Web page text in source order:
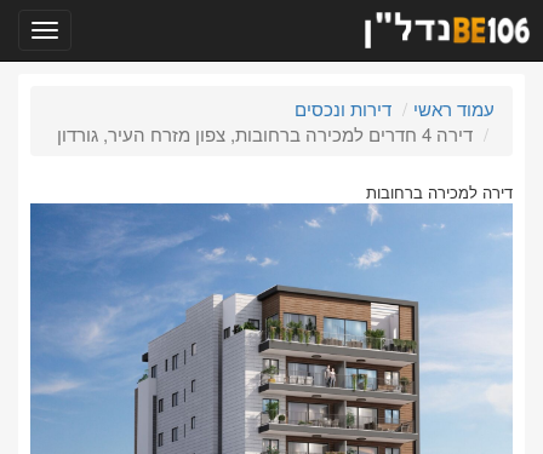
עמוד ראשי
דירות ונכסים
דירה 4 חדרים למכירה ברחובות, צפון מזרח העיר, גורדון
דירה למכירה ברחובות